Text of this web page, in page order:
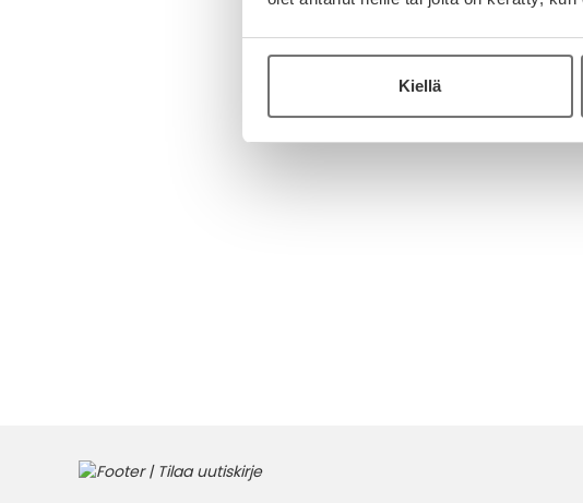
Kiellä